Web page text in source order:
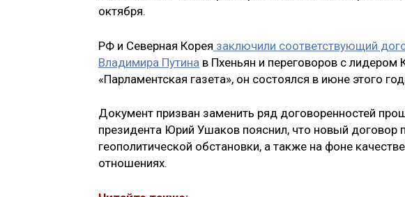
октября.
РФ и Северная Корея заключили соответствующий
Владимира Путина в Пхеньян и переговоров с
«Парламентская газета», он состоялся в июне этого
Документ призван заменить ряд договоренностей
президента Юрий Ушаков пояснил, что новый договор
геополитической обстановки, а также на фоне
отношениях.